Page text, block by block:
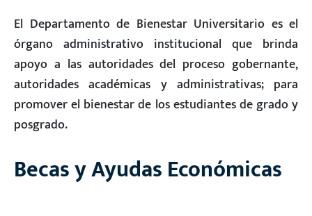
El Departamento de Bienestar Universitario es el
órgano administrativo institucional que brinda
apoyo a las autoridades del proceso gobernante,
autoridades académicas y administrativas; para
promover el bienestar de los estudiantes de grado y
posgrado.
Becas y Ayudas Económicas